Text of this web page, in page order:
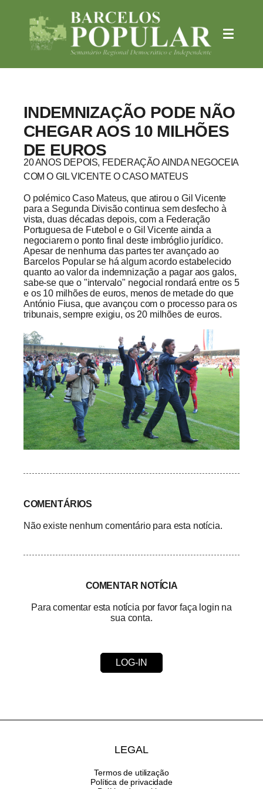
INDEMNIZAÇÃO PODE NÃO
CHEGAR AOS 10 MILHÕES
DE EUROS
20 ANOS DEPOIS, FEDERAÇÃO AINDA NEGOCEIA
COM O GIL VICENTE O CASO MATEUS
O polémico Caso Mateus, que atirou o Gil Vicente
para a Segunda Divisão continua sem desfecho à
vista, duas décadas depois, com a Federação
Portuguesa de Futebol e o Gil Vicente ainda a
negociarem o ponto final deste imbróglio jurídico.
Apesar de nenhuma das partes ter avançado ao
Barcelos Popular se há algum acordo estabelecido
quanto ao valor da indemnização a pagar aos galos,
sabe-se que o "intervalo" negocial rondará entre os 5
e os 10 milhões de euros, menos de metade do que
António Fiusa, que avançou com o processo para os
tribunais, sempre exigiu, os 20 milhões de euros.
COMENTÁRIOS
Não existe nenhum comentário para esta notícia.
COMENTAR NOTÍCIA
Para comentar esta notícia por favor faça login na
sua conta.
LOG-IN
LEGAL
Termos de utilização
Política de privacidade